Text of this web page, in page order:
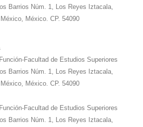
Barrios Núm. 1, Los Reyes Iztacala,
México. CP. 54090
Facultad de Estudios Superiores
Barrios Núm. 1, Los Reyes Iztacala,
México. CP. 54090
Facultad de Estudios Superiores
Barrios Núm. 1, Los Reyes Iztacala,